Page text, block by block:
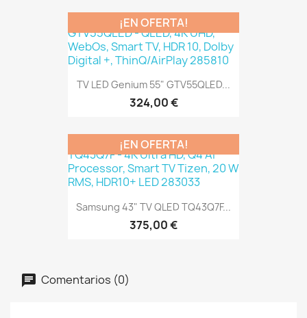
TV LED Genium 55" GTV55QLED...
324,00 €
¡EN OFERTA!
Samsung 43" TV QLED TQ43Q7F...
375,00 €
¡EN OFERTA!
Comentarios (0)